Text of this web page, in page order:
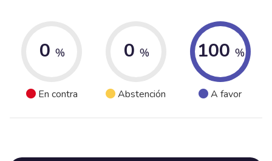
0 %
En contra
0 %
Abstención
100 %
A favor